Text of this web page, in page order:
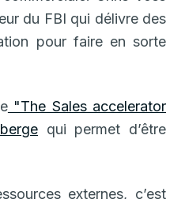
du FBI qui délivre des
pour faire en sorte
"The Sales accelerator
qui permet d’être
externes, c’est